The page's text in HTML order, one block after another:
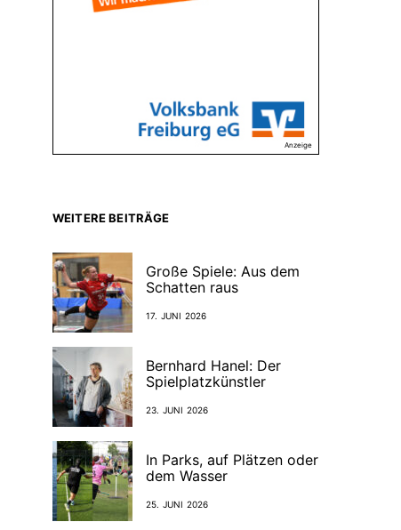
Anzeige
WEITERE BEITRÄGE
Große Spiele: Aus dem
Schatten raus
17. JUNI 2026
Bernhard Hanel: Der
Spielplatzkünstler
23. JUNI 2026
In Parks, auf Plätzen oder
dem Wasser
25. JUNI 2026